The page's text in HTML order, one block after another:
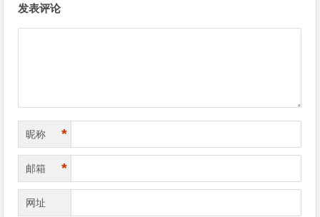
发表评论
昵称 *
邮箱 *
网址